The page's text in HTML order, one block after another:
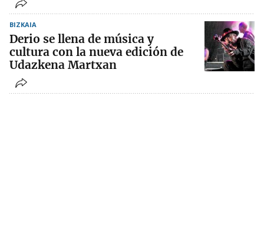
BIZKAIA
Derio se llena de música y
cultura con la nueva edición de
Udazkena Martxan